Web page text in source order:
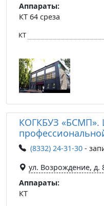
Аппараты:
КТ 64 среза
КТ
КОГКБУЗ «БСМП».
(8332) 24-31-30 -
ул. Возрождение, д.
Аппараты:
КТ